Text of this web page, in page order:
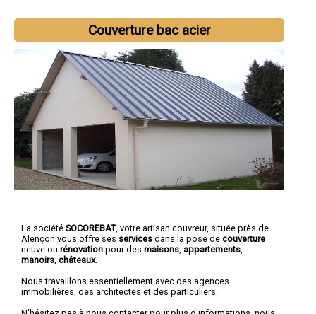
Couverture bac acier
La société SOCOREBAT, votre artisan couvreur, située près de
Alençon vous offre ses services dans la pose de couverture
neuve ou rénovation pour des maisons appartements
manoirs châteaux.
Nous travaillons essentiellement avec des agences
immobilières, des architectes et des particuliers.